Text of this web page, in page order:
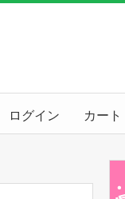
ログイン カート